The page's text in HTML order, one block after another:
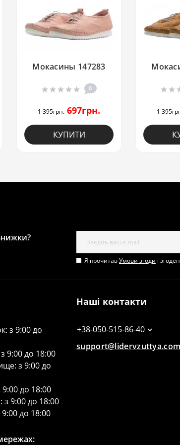
Мокасины 147283
0
1 395грн. 697грн.
КУПИТИ
1
Я прочитавУмови згоди і
з 9:00 до
9:00 до 18:00
з 9:00 до
9:00 до 18:00
з 9:00 до 18:00
9:00 до 18:00
Наші контакти
+38-050-515-86-40